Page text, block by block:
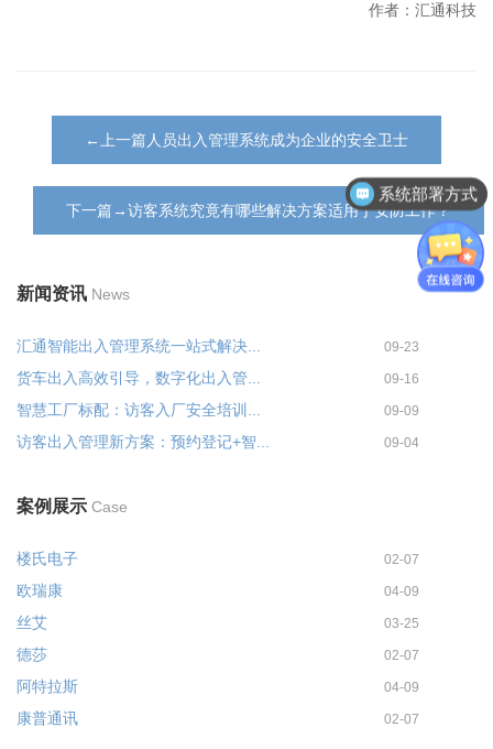
作者：汇通科技
←上一篇人员出入管理系统成为企业的安全卫士
下一篇→访客系统究竟有哪些解决方案适用于安防工作？
新闻资讯 News
汇通智能出入管理系统一站式解决... 09-23
货车出入高效引导，数字化出入管... 09-16
智慧工厂标配：访客入厂安全培训... 09-09
访客出入管理新方案：预约登记+智... 09-04
案例展示 Case
楼氏电子 02-07
欧瑞康 04-09
丝艾 03-25
德莎 02-07
阿特拉斯 04-09
康普通讯 02-07
系统部署方式